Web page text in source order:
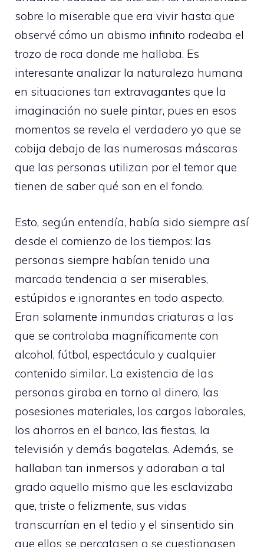
sobre lo miserable que era vivir hasta que
observé cómo un abismo infinito rodeaba el
trozo de roca donde me hallaba. Es
interesante analizar la naturaleza humana
en situaciones tan extravagantes que la
imaginación no suele pintar, pues en esos
momentos se revela el verdadero yo que se
cobija debajo de las numerosas máscaras
que las personas utilizan por el temor que
tienen de saber qué son en el fondo.
Esto, según entendía, había sido siempre así
desde el comienzo de los tiempos: las
personas siempre habían tenido una
marcada tendencia a ser miserables,
estúpidos e ignorantes en todo aspecto.
Eran solamente inmundas criaturas a las
que se controlaba magníficamente con
alcohol, fútbol, espectáculo y cualquier
contenido similar. La existencia de las
personas giraba en torno al dinero, las
posesiones materiales, los cargos laborales,
los ahorros en el banco, las fiestas, la
televisión y demás bagatelas. Además, se
hallaban tan inmersos y adoraban a tal
grado aquello mismo que les esclavizaba
que, triste o felizmente, sus vidas
transcurrían en el tedio y el sinsentido sin
que ellos se percatasen o se cuestionasen